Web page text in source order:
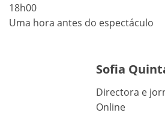
18h00
Uma hora antes do espectáculo
Sofia
Directora e
Online